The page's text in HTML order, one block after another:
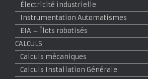
Électricité industrielle
Instrumentation Automatismes
EIA – Îlots robotisés
CALCULS
Calculs mécaniques
Calculs Installation Générale